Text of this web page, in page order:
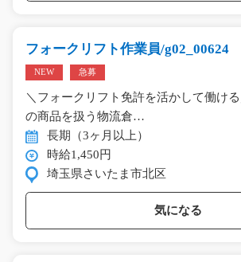
フォークリフト作業員/g02_00624
NEW 急募
＼フォークリフト免許を活かして働け
の商品を扱う物流倉…
長期（3ヶ月以上）
時給1,450円
埼玉県さいたま市北区
気になる